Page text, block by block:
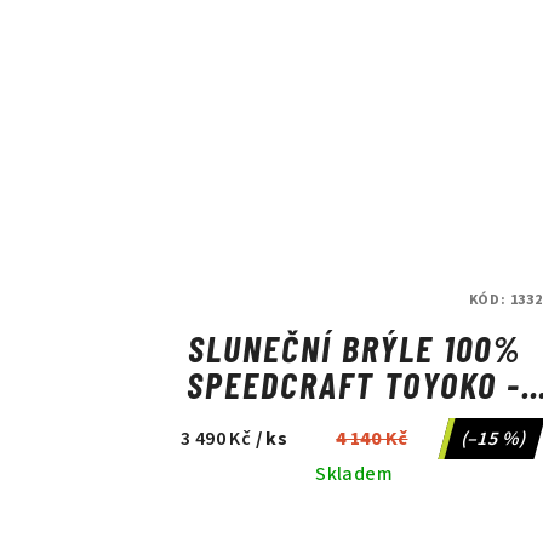
SLUNEČNÍ BRÝLE 100%
SPEEDCRAFT TOYOKO -
HIPER VITAL PINK
LENS
3 490 Kč/ ks 4 140 Kč
(–15 %)
Skladem
KÓD: